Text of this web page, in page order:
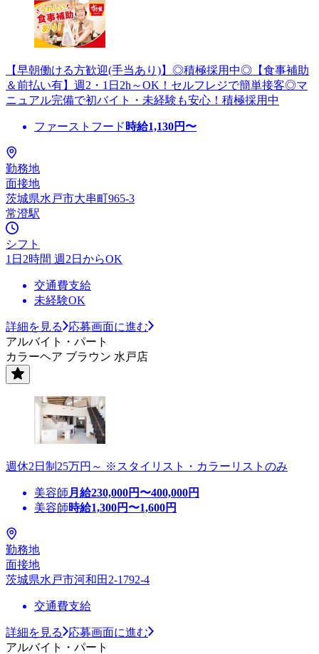
【早朝働ける方歓迎(手当あり)】◎積極採用中◎【食事補助
＆前払い有】週2・1日2h～OK！セルフレジで簡単接客◎マ
ニュアル完備で初バイト・未経験も安心！積極採用中
ファーストフード 時給1,130円〜
勤務地
面接地
茨城県水戸市大串町965-3
常澄駅
シフト
1日2時間 週2日からOK
交通費支給
未経験OK
詳細を見る
応募画面に進む
アルバイト・パート
カラーヘア ブラウン 水戸店
週休2日制25万円～ ※スタイリスト・カラーリストのみ
美容師 月給230,000円〜400,000円
美容師時給1,300円〜1,600円
勤務地
面接地
茨城県水戸市河和田2-1792-4
交通費支給
詳細を見る
応募画面に進む
アルバイト・パート